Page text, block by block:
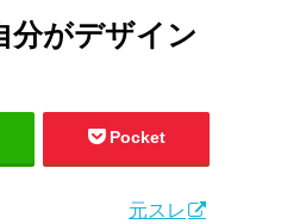
分がデザイン
Pocket
元スレ